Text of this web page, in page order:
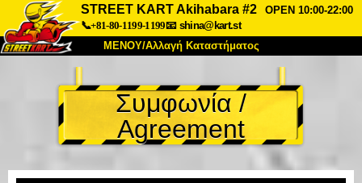
STREET KART Akihabara #2
OPEN 10:00-22:00
📞+81-80-1199-1199📧 shina@kart.st
ΜΕΝΟΥ/Αλλαγή Καταστήματος
Σχετικά Προδιαγραφές Τιμές
Πρόσβαση Αναφορές Συχνές Ερωτήσεις
Συμφωνία /
Agreement